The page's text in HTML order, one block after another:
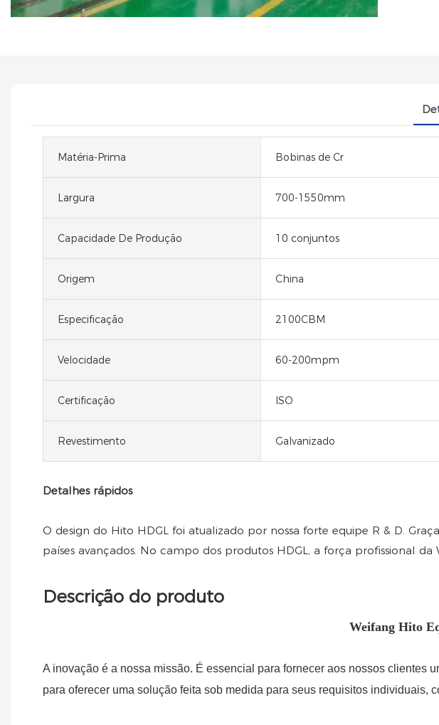
Matéria-Prima Bobinas de Cr
Largura 700-1550mm
Capacidade De Produção 10 conjuntos
Origem China
Especificação 2100CBM
Velocidade 60-200mpm
Certificação ISO
Revestimento Galvanizado
Detalhes rápidos
O design do Hito HDGL foi atualizado por nossa forte equipe R & D.
países avançados. No campo dos produtos HDGL, a força profissional
Descrição do produto
Weifang Hito
A inovação é a nossa missão. É essencial para fornecer aos nossos
para oferecer uma solução feita sob medida para seus requisitos individuais,